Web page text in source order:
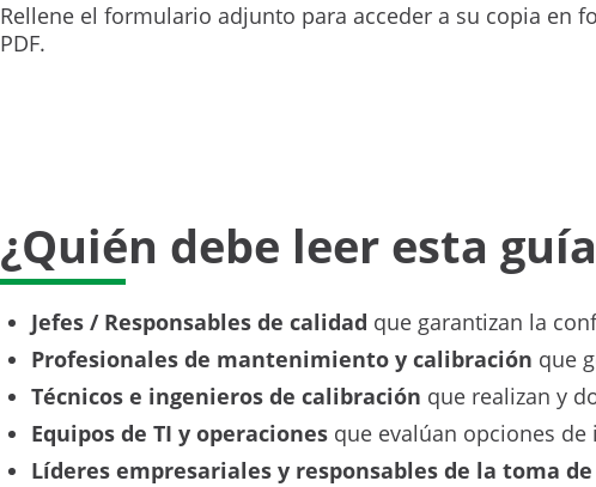
Rellene el formulario adjunto para acceder a su copia en
PDF.
¿Quién debe leer esta
Jefes / Responsables de calidad que garantizan la
Profesionales de mantenimiento y calibración que
Técnicos e ingenieros de calibración que realizan y
Equipos de TI y operacionesque evalúan opciones de
Líderes empresariales y responsables de la toma